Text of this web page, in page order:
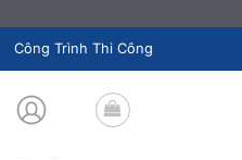
Công Trình Thi Công